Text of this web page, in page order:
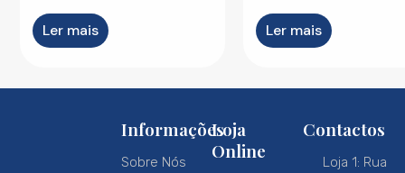
Ler mais Ler mais
Informações
Sobre Nós
Loja
Online
Contactos
Loja 1: Rua